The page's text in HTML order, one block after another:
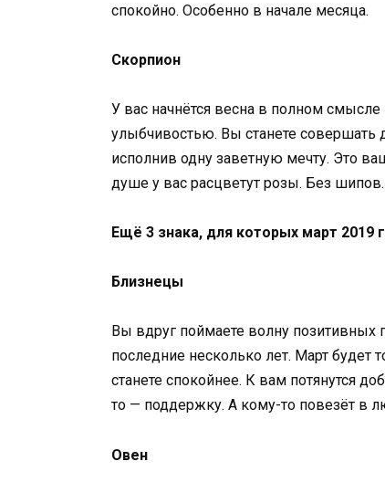
спокойно. Особенно в начале месяца.
Скорпион
У вас начнётся весна в полном
улыбчивостью. Вы станете совершать
исполнив одну заветную мечту. Это
душе у вас расцветут розы. Без шипов.
Ещё 3 знака, для которых март 2019
Близнецы
Вы вдруг поймаете волну позитивных
последние несколько лет. Март
станете спокойнее. К вам потянутся
то — поддержку. А кому-то повезёт в
Овен